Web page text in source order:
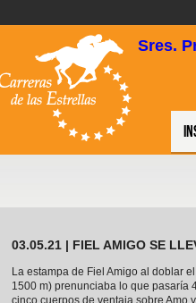
Sres.
03.05.21 | FIEL AMIGO SE
La estampa de Fiel Amigo al doblar
1500 m) prenunciaba lo que pasaría
cinco cuerpos de ventaja sobre Amo